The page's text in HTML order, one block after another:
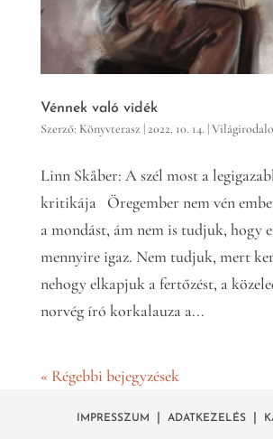
Vénnek való vidék
Szerző: Könyvterasz|2022. 10. 14. |
Linn Skåber: A szél most a
kritikája Öregember nem vén
a mondást, ám nem is tudjuk, hogy
mennyire igaz. Nem tudjuk, mert
nehogy elkapjuk a fertőzést, a
norvég író korkalauza a...
« Régebbi bejegyzések
IMPRESSZUM ADATKEZELÉS|